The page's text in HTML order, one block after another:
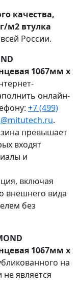
качества,
м2 втулка
России.
1067мм х
онлайн-
+7 (499)
.
превышает
входят
и
включая
внешнего вида
без
1067мм х
на
является